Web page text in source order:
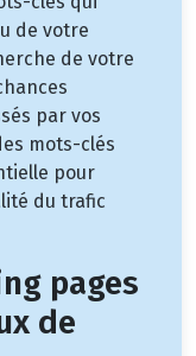
de votre
de votre
par vos
mots-clés
pour
du trafic
pages
de